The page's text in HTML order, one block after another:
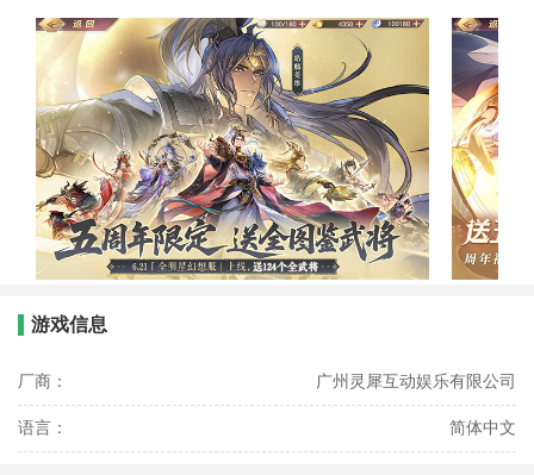
游戏信息
厂商： 广州灵犀互动娱乐有限公司
语言： 简体中文